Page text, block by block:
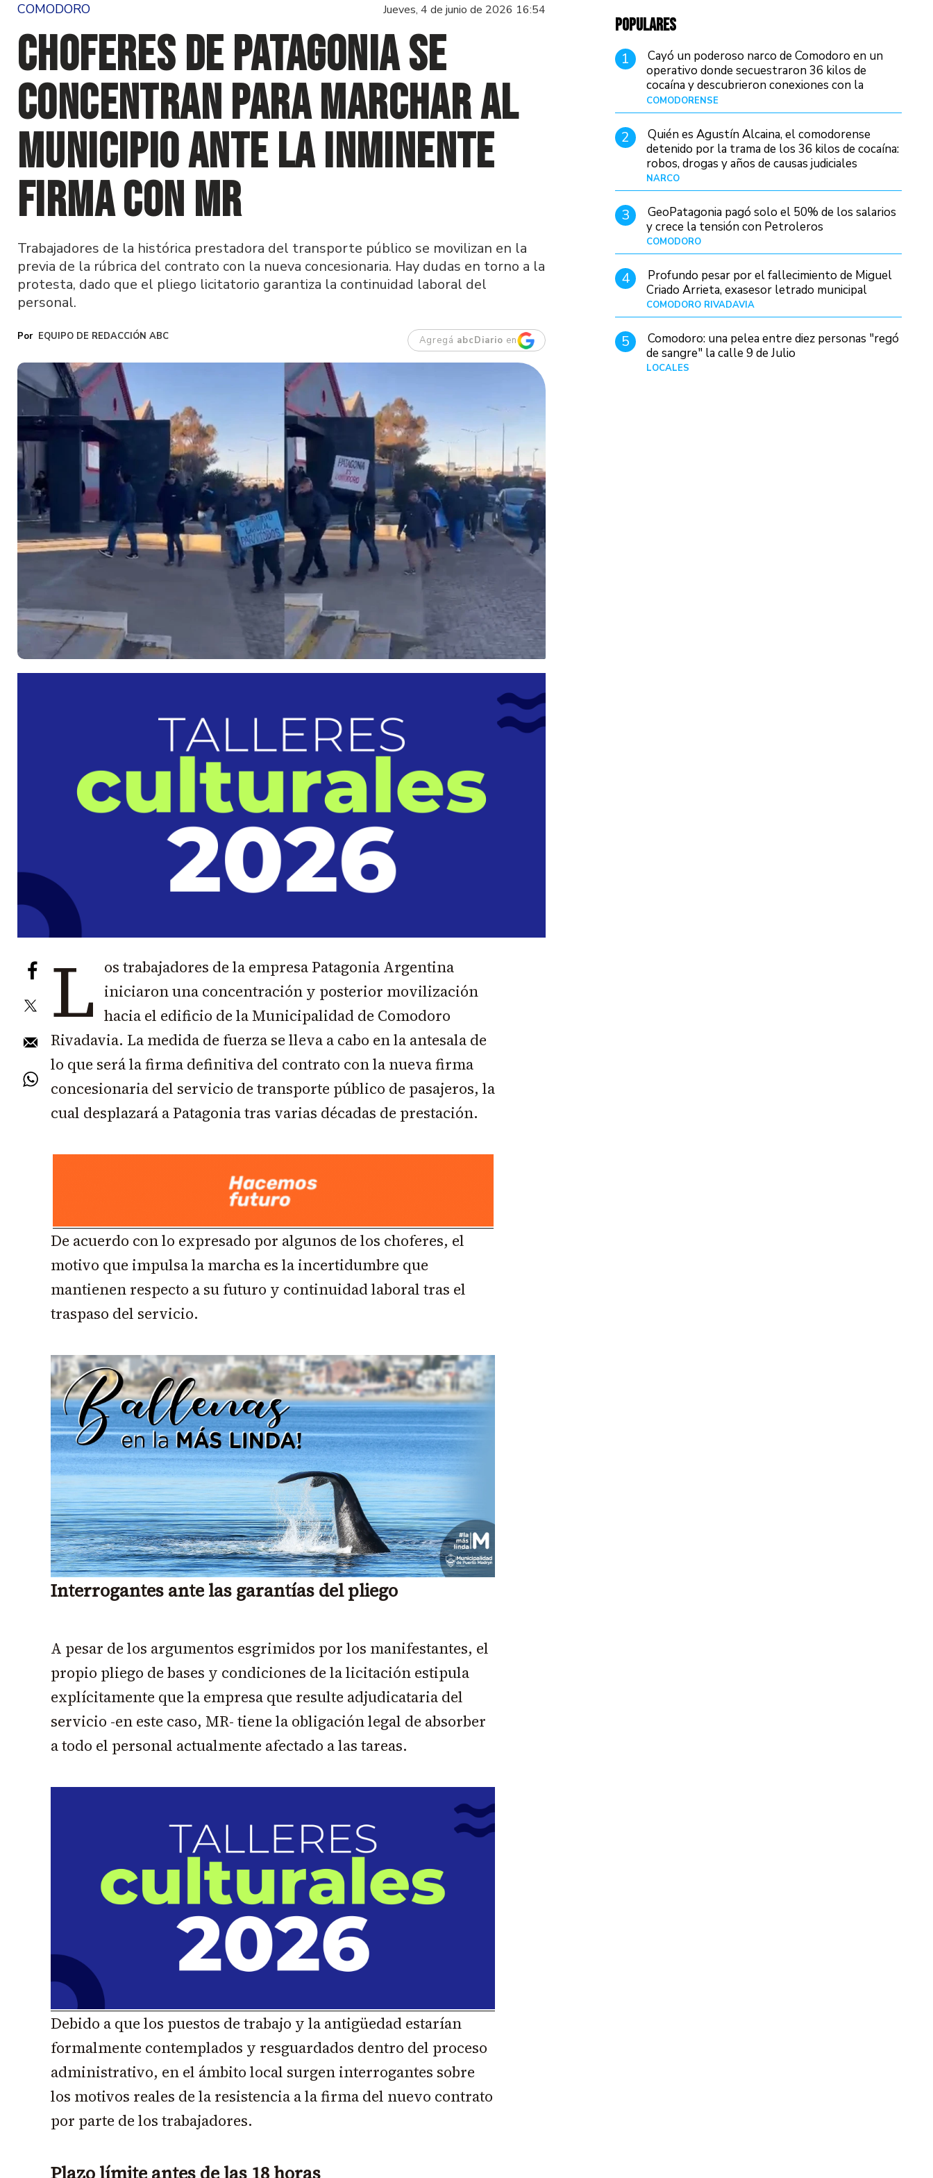
COMODORO Jueves, 4 de junio de 2026 16:54
Choferes de Patagonia se
concentran para marchar al
Municipio ante la inminente
firma con MR
Trabajadores de la histórica prestadora del transporte público se movilizan en la
previa de la rúbrica del contrato con la nueva concesionaria. Hay dudas en torno a la
protesta, dado que el pliego licitatorio garantiza la continuidad laboral del
personal.
EQUIPO DE REDACCIÓN ABC Agregá abcDiario en
L os trabajadores de la empresa Patagonia Argentina
iniciaron una concentración y posterior movilización
hacia el edificio de la Municipalidad de Comodoro
Rivadavia. La medida de fuerza se lleva a cabo en la antesala de
lo que será la firma definitiva del contrato con la nueva firma
concesionaria del servicio de transporte público de pasajeros, la
cual desplazará a Patagonia tras varias décadas de prestación.
De acuerdo con lo expresado por algunos de los choferes, el
motivo que impulsa la marcha es la incertidumbre que
mantienen respecto a su futuro y continuidad laboral tras el
traspaso del servicio.
Interrogantes ante las garantías del pliego
A pesar de los argumentos esgrimidos por los manifestantes, el
propio pliego de bases y condiciones de la licitación estipula
explícitamente que la empresa que resulte adjudicataria del
servicio -en este caso, MR- tiene la obligación legal de absorber
a todo el personal actualmente afectado a las tareas.
Debido a que los puestos de trabajo y la antigüedad estarían
formalmente contemplados y resguardados dentro del proceso
administrativo, en el ámbito local surgen interrogantes sobre
los motivos reales de la resistencia a la firma del nuevo contrato
por parte de los trabajadores.
Plazo límite antes de las 18 horas
POPULARES
1
Cayó un poderoso narco de Comodoro en un
operativo donde secuestraron 36 kilos de
cocaína y descubrieron conexiones con la
Patagonia
COMODORENSE
2
Quién es Agustín Alcaina, el comodorense
detenido por la trama de los 36 kilos de cocaína:
robos, drogas y años de causas judiciales
NARCO
3
GeoPatagonia pagó solo el 50% de los salarios
y crece la tensión con Petroleros
COMODORO
4
Profundo pesar por el fallecimiento de Miguel
Criado Arrieta, exasesor letrado municipal
COMODORO RIVADAVIA
5
Comodoro: una pelea entre diez personas "regó
de sangre" la calle 9 de Julio
LOCALES